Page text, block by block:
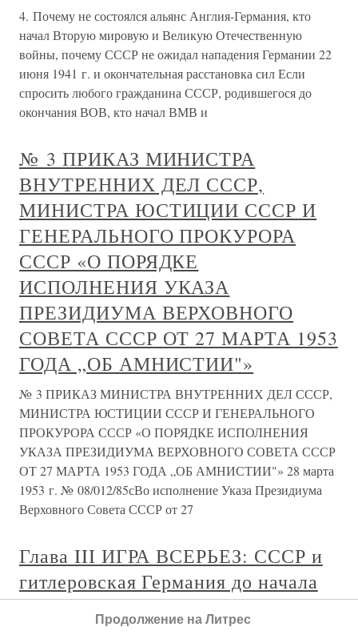
4. Почему не состоялся альянс Англия-Германия, кто
начал Вторую мировую и Великую Отечественную
войны, почему СССР не ожидал нападения Германии 22
июня 1941 г. и окончательная расстановка сил Если
спросить любого гражданина СССР, родившегося до
окончания ВОВ, кто начал ВМВ и
№ 3 ПРИКАЗ МИНИСТРА
ВНУТРЕННИХ ДЕЛ СССР,
МИНИСТРА ЮСТИЦИИ СССР И
ГЕНЕРАЛЬНОГО ПРОКУРОРА
СССР «О ПОРЯДКЕ
ИСПОЛНЕНИЯ УКАЗА
ПРЕЗИДИУМА ВЕРХОВНОГО
СОВЕТА СССР ОТ 27 МАРТА 1953
ГОДА „ОБ АМНИСТИИ"»
№ 3 ПРИКАЗ МИНИСТРА ВНУТРЕННИХ ДЕЛ СССР,
МИНИСТРА ЮСТИЦИИ СССР И ГЕНЕРАЛЬНОГО
ПРОКУРОРА СССР «О ПОРЯДКЕ ИСПОЛНЕНИЯ
УКАЗА ПРЕЗИДИУМА ВЕРХОВНОГО СОВЕТА СССР
ОТ 27 МАРТА 1953 ГОДА „ОБ АМНИСТИИ"» 28 марта
1953 г. № 08/012/85сВо исполнение Указа Президиума
Верховного Совета СССР от 27
Глава III ИГРА ВСЕРЬЕЗ: СССР и
гитлеровская Германия до начала
второй Мировой войны
Продолжение на Литрес